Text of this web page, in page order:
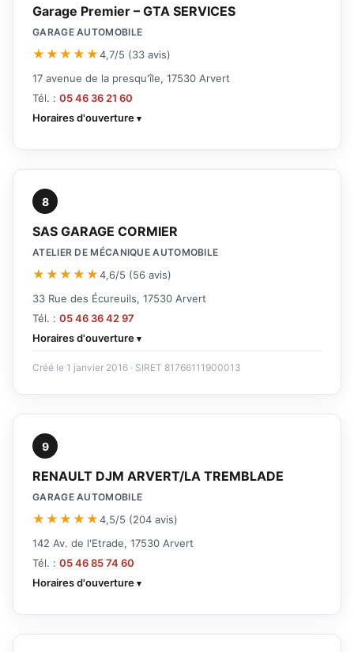
Garage Premier – GTA SERVICES
GARAGE AUTOMOBILE
★★★★★4,7/5 (33 avis)
17 avenue de la presqu'île, 17530 Arvert
Tél. : 05 46 36 21 60
Horaires d'ouverture
8
SAS GARAGE CORMIER
ATELIER DE MÉCANIQUE AUTOMOBILE
★★★★★4,6/5 (56 avis)
33 Rue des Écureuils, 17530 Arvert
Tél. : 05 46 36 42 97
Horaires d'ouverture
Créé le 1 janvier 2016 · SIRET 81766111900013
9
RENAULT DJM ARVERT/LA TREMBLADE
GARAGE AUTOMOBILE
★★★★★4,5/5 (204 avis)
142 Av. de l'Etrade, 17530 Arvert
Tél. : 05 46 85 74 60
Horaires d'ouverture